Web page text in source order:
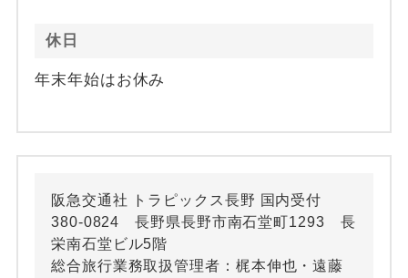
休日
年末年始はお休み
阪急交通社 トラピックス長野 国内受付
380-0824 長野県長野市南石堂町1293 長
栄南石堂ビル5階
総合旅行業務取扱管理者：梶本伸也・遠藤